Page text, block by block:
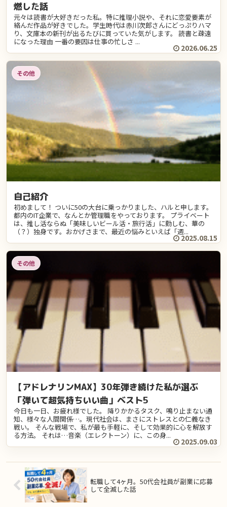
燃した話
元々は読書が大好きだった私。特に推理小説や、それに恋愛要素が
絡んだ作品が好きでした。学生時代は赤川次郎さんにどっぷりハマ
り、文庫本の新刊が出るたびに買っていた気がします。 読書と疎遠
になった理由 一番の要因は仕事の忙しさ ...
2026.06.25
その他
自己紹介
初めまして！ ついに50の大台に乗っかりました、ハルと申します。
都内のIT企業で、なんとか管理職をやっております。 プライベート
は、推し活ならぬ「美味しいビール活・旅行活」に勤しむ、華の
（？）独身です。おかげさまで、最近の悩みといえば「週...
2025.08.15
その他
【アドレナリンMAX】30年弾き続けた私が選ぶ
「弾いて超気持ちいい曲」ベスト5
今日も一日、お疲れ様でした。 降りかかるタスク、鳴り止まない通
知、様々な人間関係…。現代社会は、まさにストレスとの仁義なき
戦い。 そんな戦場で、私が最も手軽に、そして効果的に心を解放す
る方法。 それは…音楽（エレクトーン）に、この身...
2025.09.03
転職して4ヶ月。50代会社員が副業に応募
して全滅した話